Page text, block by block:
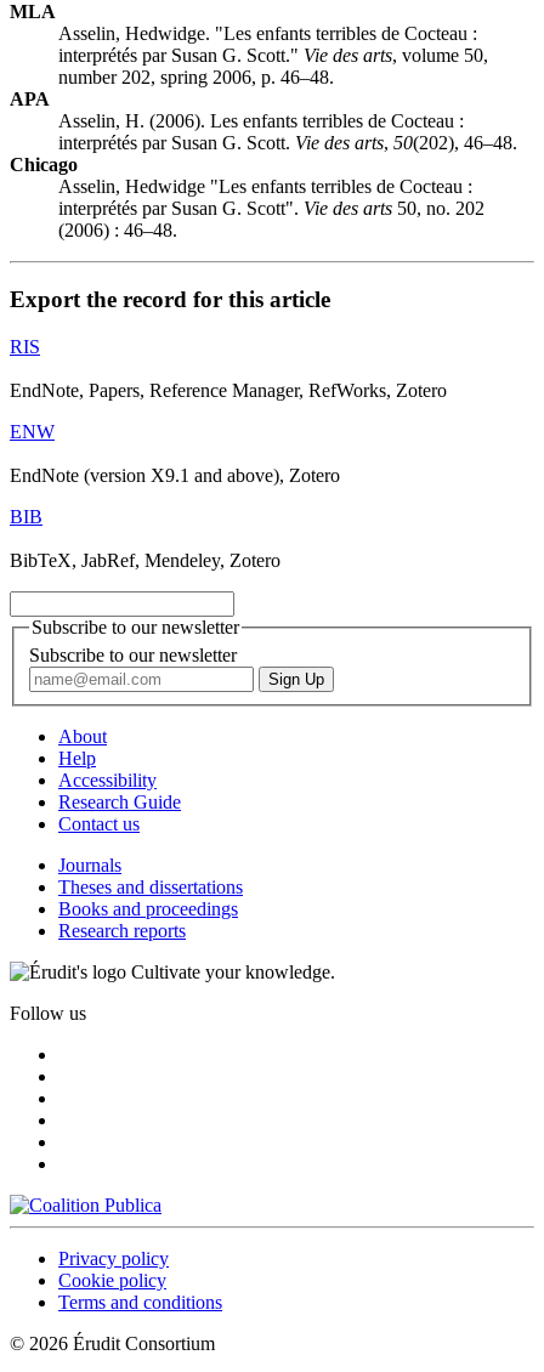
MLA
Asselin, Hedwidge. "Les enfants terribles de Cocteau :
interprétés par Susan G. Scott." Vie des arts, volume 50,
number 202, spring 2006, p. 46–48.
APA
Asselin, H. (2006). Les enfants terribles de Cocteau :
interprétés par Susan G. Scott. Vie des arts, 50(202), 46–48.
Chicago
Asselin, Hedwidge "Les enfants terribles de Cocteau :
interprétés par Susan G. Scott". Vie des arts 50, no. 202
(2006) : 46–48.
Export the record for this article
RIS
EndNote, Papers, Reference Manager, RefWorks, Zotero
ENW
EndNote (version X9.1 and above), Zotero
BIB
BibTeX, JabRef, Mendeley, Zotero
Subscribe to our newsletter
Subscribe to our newsletter
About
Help
Accessibility
Research Guide
Contact us
Journals
Theses and dissertations
Books and proceedings
Research reports
Cultivate your knowledge.
Follow us
Privacy policy
Cookie policy
Terms and conditions
© 2026 Érudit Consortium